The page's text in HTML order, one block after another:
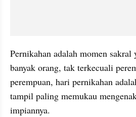
Pernikahan adalah momen
banyak orang, tak terkecuali
perempuan, hari pernikahan
tampil paling memukau
impiannya.